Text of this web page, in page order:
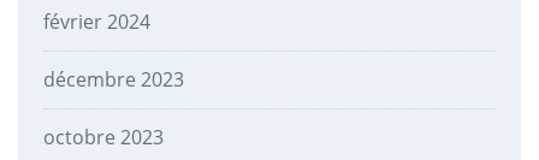
février 2024
décembre 2023
octobre 2023